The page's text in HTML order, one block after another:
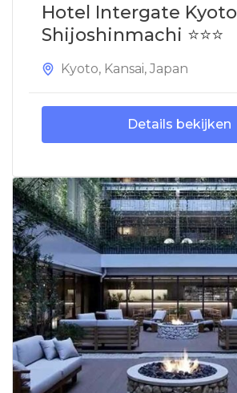
Hotel Intergate Kyoto
Shijoshinmachi ⭐⭐⭐
Kyoto, Kansai, Japan
Details bekijken